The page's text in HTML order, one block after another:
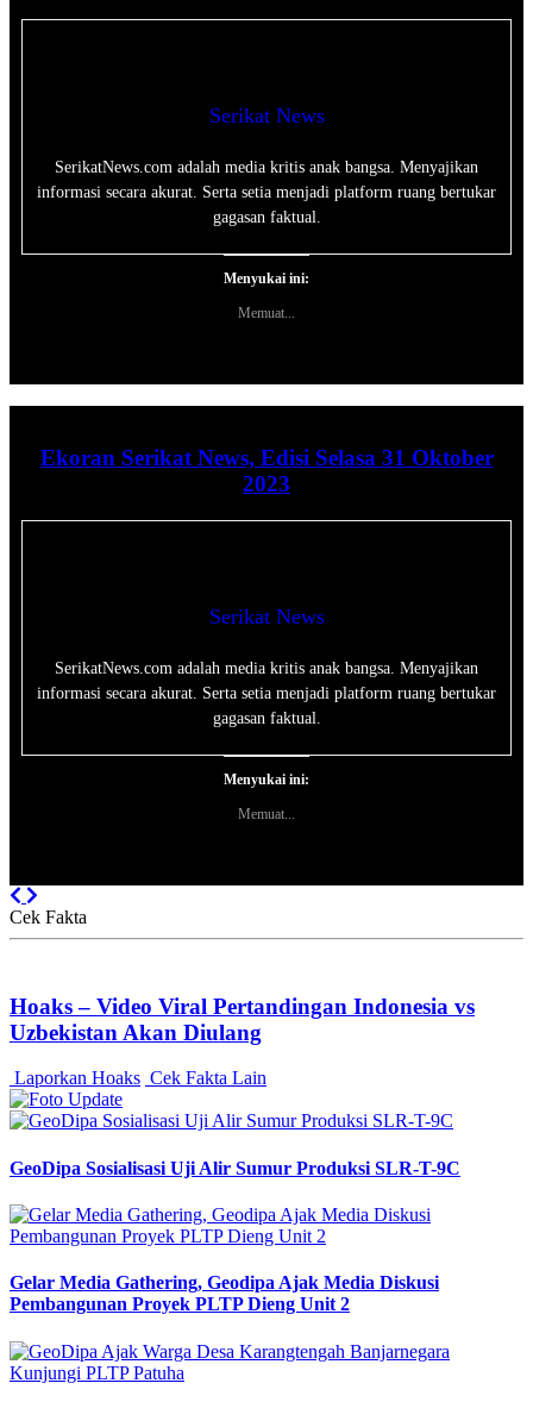
Serikat News
SerikatNews.com adalah media kritis anak bangsa. Menyajikan
informasi secara akurat. Serta setia menjadi platform ruang bertukar
gagasan faktual.
Menyukai ini:
Memuat...
Ekoran Serikat News, Edisi Selasa 31 Oktober
2023
Serikat News
SerikatNews.com adalah media kritis anak bangsa. Menyajikan
informasi secara akurat. Serta setia menjadi platform ruang bertukar
gagasan faktual.
Menyukai ini:
Memuat...
Previous
Cek Fakta
Hoaks – Video Viral Pertandingan Indonesia vs
Uzbekistan Akan Diulang
Laporkan Hoaks Cek Fakta Lain
GeoDipa Sosialisasi Uji Alir Sumur Produksi SLR-T-9C
Gelar Media Gathering, Geodipa Ajak Media Diskusi
Pembangunan Proyek PLTP Dieng Unit 2